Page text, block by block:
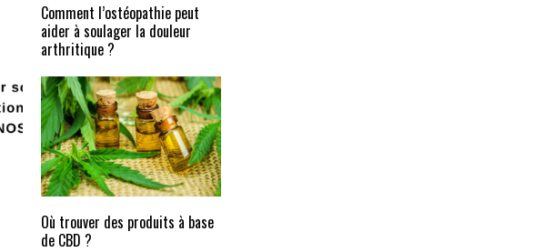
Comment l’ostéopathie peut
aider à soulager la douleur
arthritique ?
Où trouver des produits à base
de CBD ?